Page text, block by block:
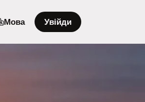
Мова Увійди